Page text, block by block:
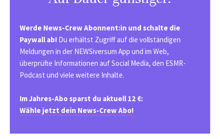
Werde News-Crew Abonnent:in und schalte die
Paywall ab! Du erhältst Zugriff auf die vollständigen
Meldungen in der NEWSiversum App und im Web,
überprüfte Informationen auf Social Media, den ESMR-
Podcast und viele weitere Inhalte.
Im Jahres-Abo sparst du aktuell 12 €:
Wähle jetzt dein News-Crew Abo!